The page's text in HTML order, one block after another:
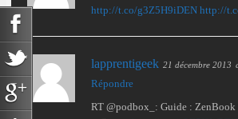
http://t.co/g3Z5H9iDEN http://
lapprentigeek 21 décembre 2013
Répondre
RT @podbox_: Guide :